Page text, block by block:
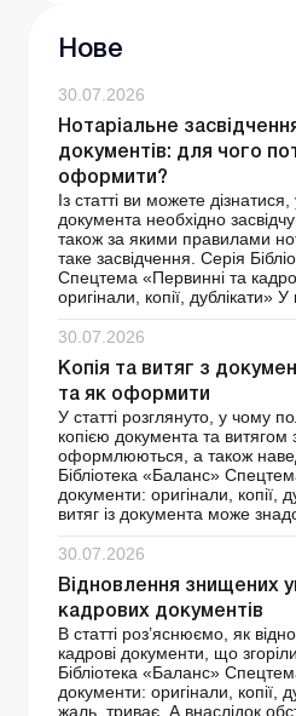
Нове
30.07.2026
Нотаріальне
документів: для чого
оформити?
Із статті ви можете
документа необхідно
також за якими правилами
таке засвідчення. Серія
Спецтема «Первинні та
оригінали, копії, дублікати»
30.07.2026
Копія та витяг з
та як оформити
У статті розглянуто, у чому
копією документа та витягом
оформлюються, а також
Бібліотека «Баланс»
документи: оригінали, копії,
витяг із документа може
30.07.2026
Відновлення знищених
кадрових документів
В статті роз’яснюємо, як
кадрові документи, що
Бібліотека «Баланс»
документи: оригінали, копії,
жаль, триває. А внаслідок